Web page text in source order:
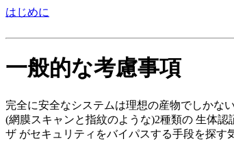
はじめに
一般的な考慮事項
完全に安全なシステムは理想の産物でしかな
(網膜スキャンと指紋のような)2種類の 生体
ザ がセキュリティをバイパスする手段を探す